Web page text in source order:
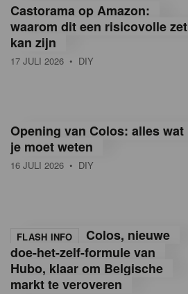
Castorama op Amazon:
waarom dit een risicovolle zet
kan zijn
17 JULI 2026 • DIY
Opening van Colos: alles wat
je moet weten
16 JULI 2026 • DIY
FLASH INFO
Colos, nieuwe
doe-het-zelf-formule van
Hubo, klaar om Belgische
markt te veroveren